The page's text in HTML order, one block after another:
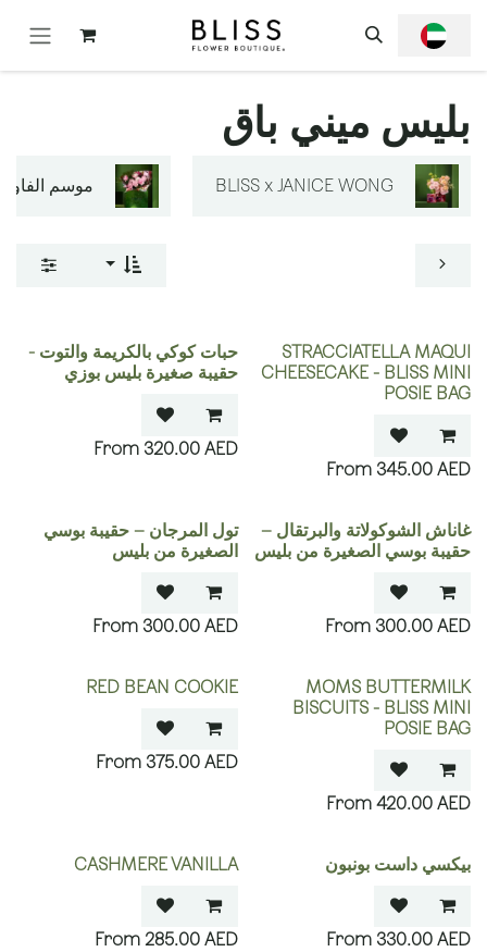
بليس ميني باق
BLISS x JANICE WONG موسم
STRACCIATELLA MAQUI
CHEESECAKE - BLISS MINI
POSIE BAG
345.00 AED
حبات كوكي بالكريمة والتوت -
حقيبة صغيرة بليس بوزي
320.00 AED
غاناش الشوكولاتة والبرتقال –
حقيبة بوسي الصغيرة من بليس
300.00 AED
تول المرجان – حقيبة بوسي
الصغيرة من بليس
300.00 AED
MOMS BUTTERMILK
BISCUITS - BLISS MINI
POSIE BAG
420.00 AED
RED BEAN COOKIE
375.00 AED
بيكسي داست بونبون
330.00 AED
CASHMERE VANILLA
285.00 AED